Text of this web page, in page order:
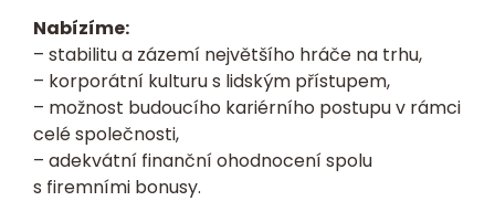
Nabízíme:
– stabilitu a zázemí největšího hráče na trhu,
– korporátní kulturu s lidským přístupem,
– možnost budoucího kariérního postupu v rámci
celé společnosti,
– adekvátní finanční ohodnocení spolu
s firemními bonusy.